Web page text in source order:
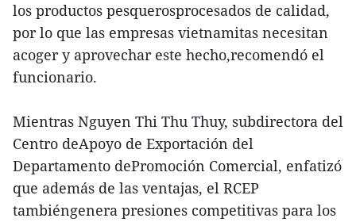
los productos pesquerosprocesados de calidad,
por lo que las empresas vietnamitas necesitan
acoger y aprovechar este hecho,recomendó el
funcionario.
Mientras Nguyen Thi Thu Thuy, subdirectora del
Centro deApoyo de Exportación del
Departamento dePromoción Comercial, enfatizó
que además de las ventajas, el RCEP
tambiéngenera presiones competitivas para los